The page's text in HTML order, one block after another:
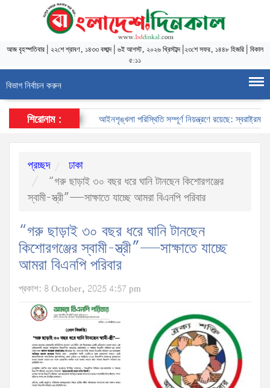
আজবৃহস্পতিবার ২২শে শ্রাবণ, ১৪৩৩ বঙ্গাব্দ| ৬ই আগস্ট, ২০২৬ খ্রিস্টাব্দ| ২৩শে সফর, ১৪৪৮ হিজরি বিকাল
৫:১১
বিভাগ নির্বাচন করুন
শিরোনাম : আইনশৃঙ্খলা পরিস্থিতি সম্পূর্ণ নিয়ন্ত্রণে রয়েছে: স্বরাষ্ট্রমন্ত্রী
প্রচ্ছদ
ঢাকা
“গরু ছাড়াই ৩০ বছর ধরে ঘানি টানছেন কিশোরগঞ্জের
স্বামী-স্ত্রী”—সাক্ষাতে যাচ্ছে আমরা বিএনপি পরিবার
“গরু ছাড়াই ৩০ বছর ধরে ঘানি টানছেন
কিশোরগঞ্জের স্বামী-স্ত্রী”—সাক্ষাতে যাচ্ছে
আমরা বিএনপি পরিবার
প্রকাশ: 8 October, 2025 4:57 pm